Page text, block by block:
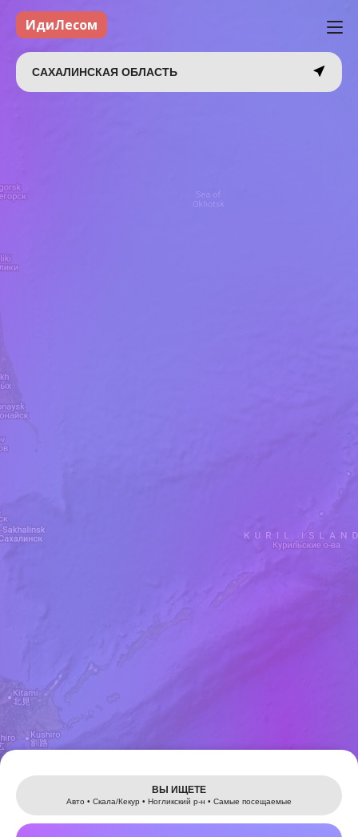
Leaflet
ИдиЛесом
САХАЛИНСКАЯ ОБЛАСТЬ
ВЫ ИЩЕТЕ
Авто • Скала/Кекур • Ногликский р-н • Самые посещаемые